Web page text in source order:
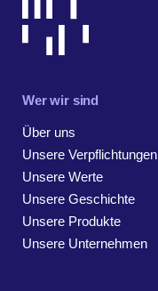
Wer wir sind
Über uns
Unsere Verpflichtungen
Unsere Werte
Unsere Geschichte
Unsere Produkte
Unsere Unternehmen